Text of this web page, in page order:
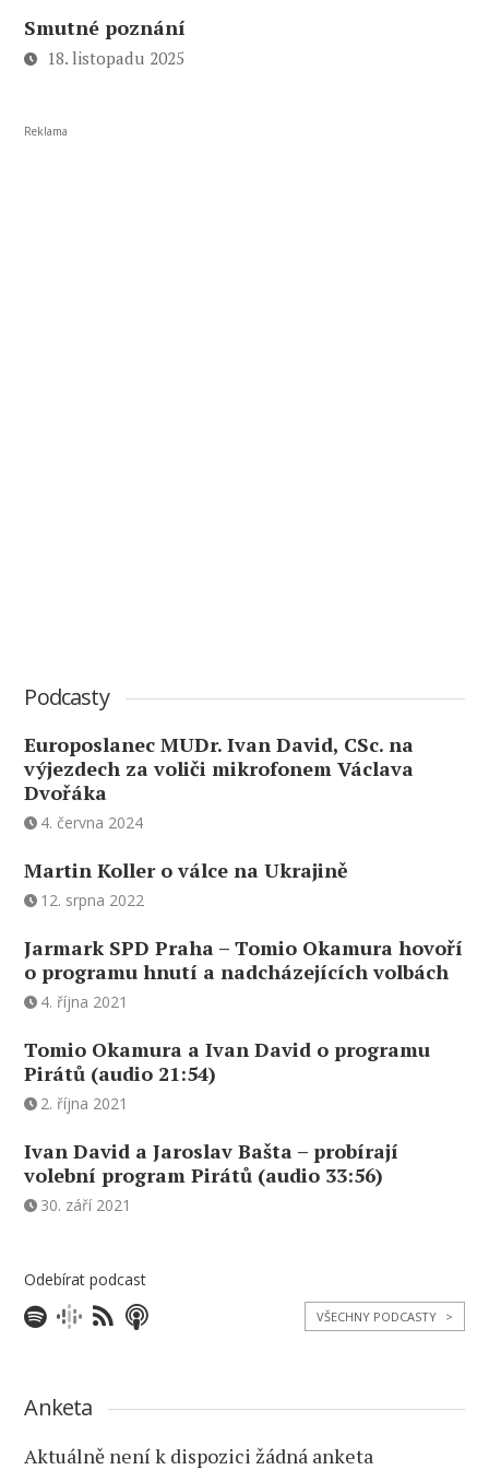
Smutné poznání
18. listopadu 2025
Reklama
Podcasty
Europoslanec MUDr. Ivan David, CSc. na
výjezdech za voliči mikrofonem Václava
Dvořáka
4. června 2024
Martin Koller o válce na Ukrajině
12. srpna 2022
Jarmark SPD Praha – Tomio Okamura hovoří
o programu hnutí a nadcházejících volbách
4. října 2021
Tomio Okamura a Ivan David o programu
Pirátů (audio 21:54)
2. října 2021
Ivan David a Jaroslav Bašta – probírají
volební program Pirátů (audio 33:56)
30. září 2021
Odebírat podcast
VŠECHNY PODCASTY >
Anketa
Aktuálně není k dispozici žádná anketa